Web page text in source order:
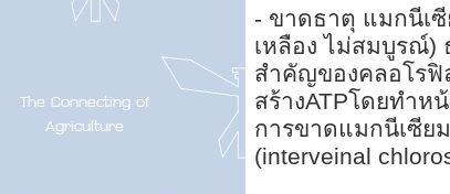
- ขาดธาตุ แมกนีเซี
เหลือง ไม่สมบูรณ์)
สำคัญของคลอโรฟิ
สร้างATPโดยทำห
การขาดแมกนีเซีย
(interveinal